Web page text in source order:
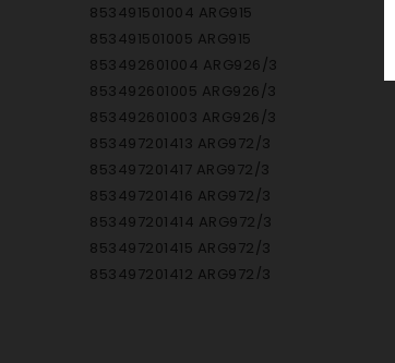
853491501004 ARG915
853491501005 ARG915
853492601004 ARG926/3
853492601005 ARG926/3
853492601003 ARG926/3
853497201413 ARG972/3
853497201417 ARG972/3
853497201416 ARG972/3
853497201414 ARG972/3
853497201415 ARG972/3
853497201412 ARG972/3